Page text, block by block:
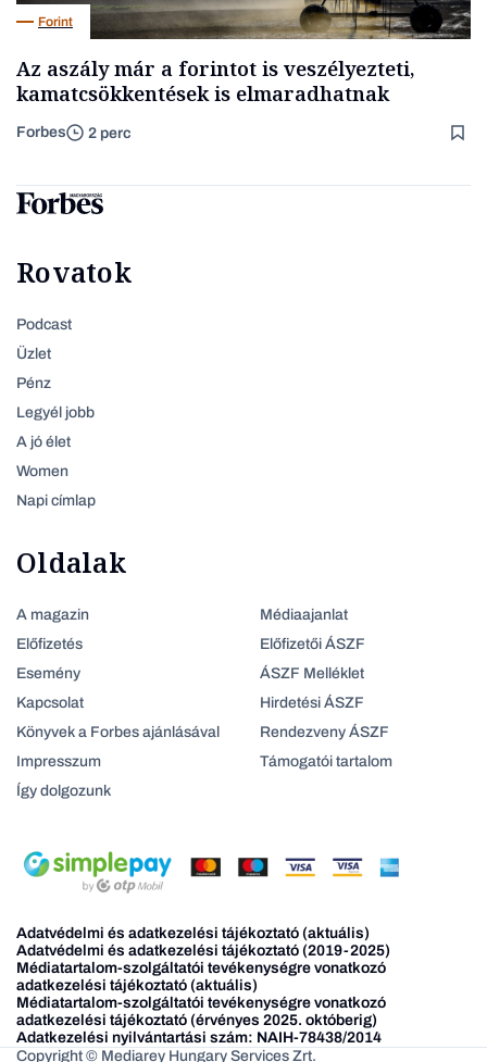
Forint
Az aszály már a forintot is veszélyezteti,
kamatcsökkentések is elmaradhatnak
Forbes 2 perc
Rovatok
Podcast
Üzlet
Pénz
Legyél jobb
A jó élet
Women
Napi címlap
Oldalak
A magazin
Előfizetés
Esemény
Kapcsolat
Könyvek a Forbes ajánlásával
Impresszum
Így dolgozunk
Médiaajanlat
Előfizetői ÁSZF
ÁSZF Melléklet
Hirdetési ÁSZF
Rendezveny ÁSZF
Támogatói tartalom
Adatvédelmi és adatkezelési tájékoztató (aktuális)
Adatvédelmi és adatkezelési tájékoztató (2019-2025)
Médiatartalom-szolgáltatói tevékenységre vonatkozó
adatkezelési tájékoztató (aktuális)
Médiatartalom-szolgáltatói tevékenységre vonatkozó
adatkezelési tájékoztató (érvényes 2025. októberig)
Adatkezelési nyilvántartási szám: NAIH-78438/2014
Copyright © Mediarey Hungary Services Zrt.